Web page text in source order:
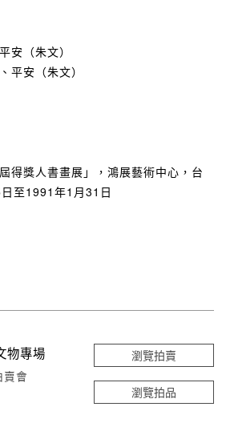
安（朱文）
平安（朱文）
得獎人書畫展」，鴻展藝術中心，台
至1991年1月31日
物專場
會
瀏覽拍賣
瀏覽拍品